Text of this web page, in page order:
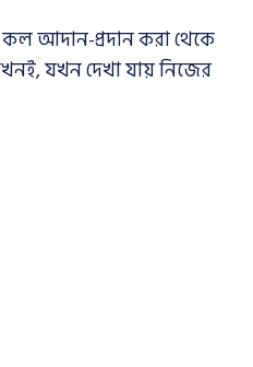
কল আদান-প্রদান করা থেকে
যখন দেখা যায় নিজের